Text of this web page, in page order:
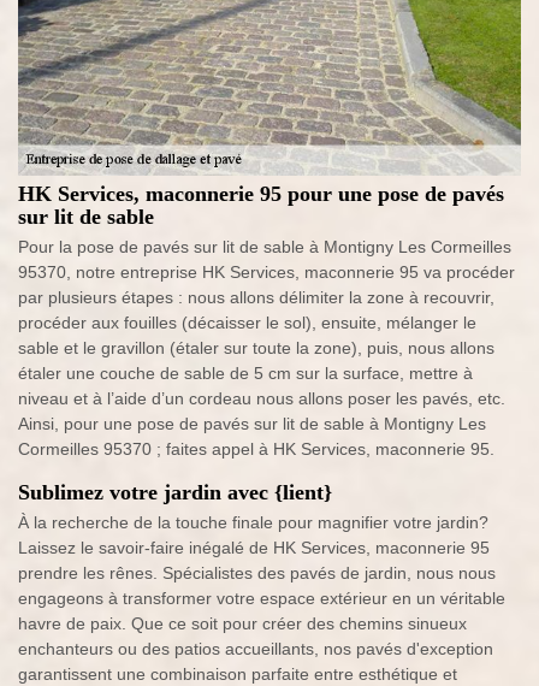
HK Services, maconnerie 95 pour une pose de pavés
sur lit de sable
Pour la pose de pavés sur lit de sable à Montigny Les Cormeilles
95370, notre entreprise HK Services, maconnerie 95 va procéder
par plusieurs étapes : nous allons délimiter la zone à recouvrir,
procéder aux fouilles (décaisser le sol), ensuite, mélanger le
sable et le gravillon (étaler sur toute la zone), puis, nous allons
étaler une couche de sable de 5 cm sur la surface, mettre à
niveau et à l’aide d’un cordeau nous allons poser les pavés, etc.
Ainsi, pour une pose de pavés sur lit de sable à Montigny Les
Cormeilles 95370 ; faites appel à HK Services, maconnerie 95.
Sublimez votre jardin avec {lient}
À la recherche de la touche finale pour magnifier votre jardin?
Laissez le savoir-faire inégalé de HK Services, maconnerie 95
prendre les rênes. Spécialistes des pavés de jardin, nous nous
engageons à transformer votre espace extérieur en un véritable
havre de paix. Que ce soit pour créer des chemins sinueux
enchanteurs ou des patios accueillants, nos pavés d'exception
garantissent une combinaison parfaite entre esthétique et